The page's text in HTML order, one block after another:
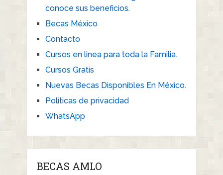
conoce sus beneficios.
Becas México
Contacto
Cursos en linea para toda la Familia.
Cursos Gratis
Nuevas Becas Disponibles En México.
Políticas de privacidad
WhatsApp
BECAS AMLO